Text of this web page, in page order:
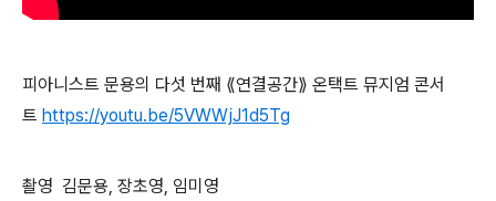
피아니스트 문용의 다섯 번째 ⟪연결공간⟫ 온택트 뮤지엄 콘서
트 https://youtu.be/5VWWjJ1d5Tg
촬영 김문용, 장초영, 임미영